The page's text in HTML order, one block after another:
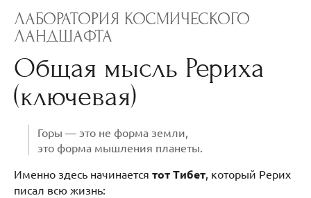
ЛАБОРАТОРИЯ КОСМИЧЕСКОГО
ЛАНДШАФТА
Общая мысль Рериха
(ключевая)
Горы — это не форма земли,
это форма мышления планеты.
Именно здесь начинается тот Тибет, который Рерих
писал всю жизнь: